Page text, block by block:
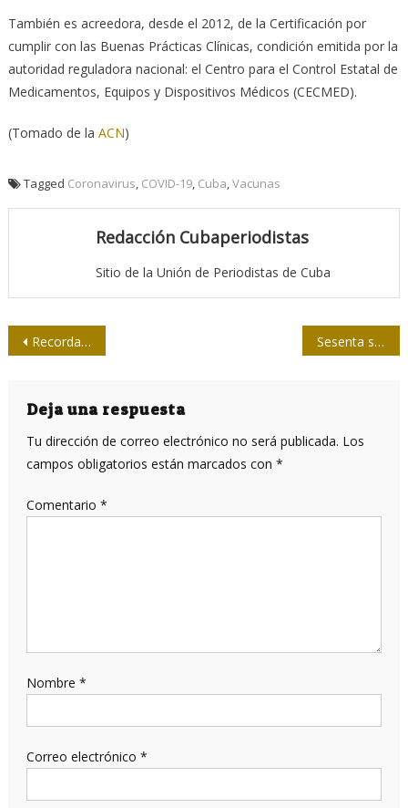
También es acreedora, desde el 2012, de la Certificación por
cumplir con las Buenas Prácticas Clínicas, condición emitida por la
autoridad reguladora nacional: el Centro para el Control Estatal de
Medicamentos, Equipos y Dispositivos Médicos (CECMED).
(Tomado de la ACN)
Tagged Coronavirus, COVID-19, Cuba,Vacunas
Redacción Cubaperiodistas
Sitio de la Unión de Periodistas de Cuba
Navegación
entradas
Recordando a Delarra en sus 83 abriles Sesenta segundos para contar una historia
Deja una respuesta
Tu dirección de correo electrónico no será publicada. Los
campos obligatorios están marcados con *
Comentario *
Nombre *
Correo electrónico *